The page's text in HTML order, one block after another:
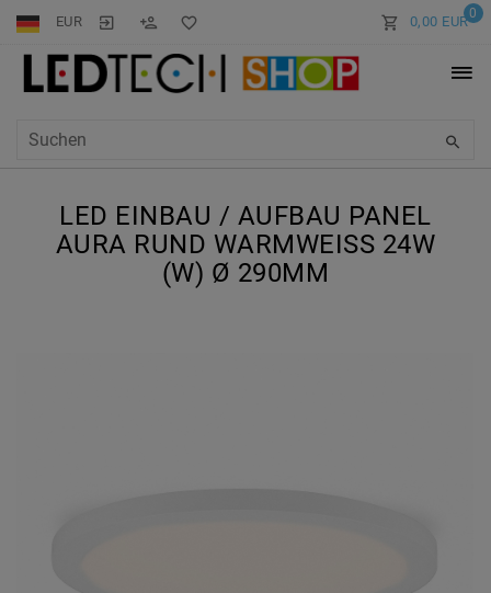
EUR 0
0,00 EUR
LED EINBAU / AUFBAU PANEL
AURA RUND WARMWEISS 24W (
W) Ø 290MM